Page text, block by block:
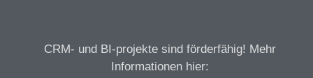
CRM- und BI-projekte sind förderfähig! Mehr
Informationen hier: